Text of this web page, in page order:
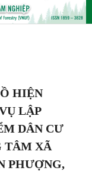
HIỆN
LẬP
DÂN CƯ
TÂM XÃ
PHƯỢNG,